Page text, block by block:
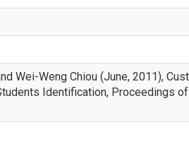
Wei-Weng Chiou (June, 2011),
Identification, Proceedings